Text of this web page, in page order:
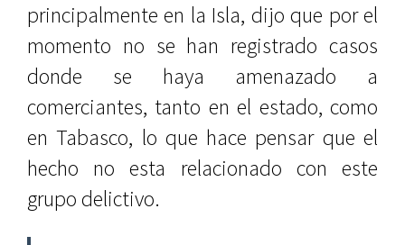
principalmente en la Isla, dijo que por el
momento no se han registrado casos
donde se haya amenazado a
comerciantes, tanto en el estado, como
en Tabasco, lo que hace pensar que el
hecho no esta relacionado con este
grupo delictivo.